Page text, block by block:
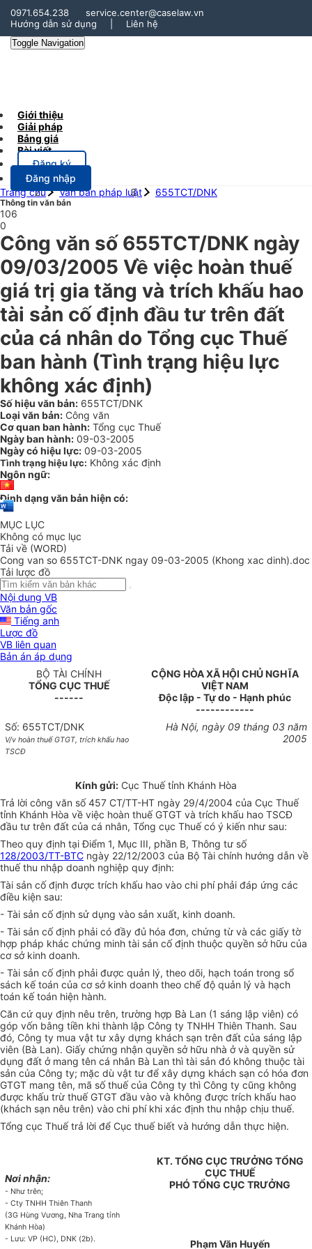
0971.654.238
service.center@caselaw.vn
Hướng dẫn sử dụng
Liên hệ
Toggle Navigation
Giới thiệu
Giải pháp
Bảng giá
Bài viết
Đăng ký
Đăng nhập
Trang chủ
Văn bản pháp luật 655TCT/DNK
Thông tin văn bản
106
0
Công văn số 655TCT/DNK ngày
09/03/2005 Về việc hoàn thuế
giá trị gia tăng và trích khấu hao
tài sản cố định đầu tư trên đất
của cá nhân do Tổng cục Thuế
ban hành (Tình trạng hiệu lực
không xác định)
Số hiệu văn bản: 655TCT/DNK
Loại văn bản: Công văn
Cơ quan ban hành: Tổng cục Thuế
Ngày ban hành: 09-03-2005
Ngày có hiệu lực: 09-03-2005
Tình trạng hiệu lực: Không xác định
Ngôn ngữ:
Định dạng văn bản hiện có:
MỤC LỤC
Không có mục lục
Tải về (WORD)
Cong van so 655TCT-DNK ngay 09-03-2005 (Khong xac dinh).doc
Tải lược đồ
Nội dung VB
Văn bản gốc
Tiếng anh
Lược đồ
VB liên quan
Bản án áp dụng
BỘ TÀI CHÍNH
TỔNG CỤC THUẾ
------
CỘNG HÒA XÃ HỘI CHỦ NGHĨA
VIỆT NAM
Độc lập - Tự do - Hạnh phúc
------------
Số: 655TCT/DNK
V/v hoàn thuế GTGT, trích khấu hao
TSCĐ
Hà Nội, ngày 09 tháng 03 năm
2005
Kính gửi: Cục Thuế tỉnh Khánh Hòa
Trả lời công văn số 457 CT/TT-HT ngày 29/4/2004 của Cục Thuế
tỉnh Khánh Hòa về việc hoàn thuế GTGT và trích khấu hao TSCĐ
đầu tư trên đất của cá nhân, Tổng cục Thuế có ý kiến như sau:
Theo quy định tại Điểm 1, Mục III, phần B, Thông tư số
128/2003/TT-BTC ngày 22/12/2003 của Bộ Tài chính hướng dẫn về
thuế thu nhập doanh nghiệp quy định:
Tài sản cố định được trích khấu hao vào chi phí phải đáp ứng các
điều kiện sau:
- Tài sản cố định sử dụng vào sản xuất, kinh doanh.
- Tài sản cố định phải có đầy đủ hóa đơn, chứng từ và các giấy tờ
hợp pháp khác chứng minh tài sản cố định thuộc quyền sở hữu của
cơ sở kinh doanh.
- Tài sản cố định phải được quản lý, theo dõi, hạch toán trong sổ
sách kế toán của cơ sở kinh doanh theo chế độ quản lý và hạch
toán kế toán hiện hành.
Căn cứ quy định nêu trên, trường hợp Bà Lan (1 sáng lập viên) có
góp vốn bằng tiền khi thành lập Công ty TNHH Thiên Thanh. Sau
đó, Công ty mua vật tư xây dựng khách sạn trên đất của sáng lập
viên (Bà Lan). Giấy chứng nhận quyền sở hữu nhà ở và quyền sử
dụng đất ở mang tên cá nhân Bà Lan thì tài sản đó không thuộc tài
sản của Công ty; mặc dù vật tư để xây dựng khách sạn có hóa đơn
GTGT mang tên, mã số thuế của Công ty thì Công ty cũng không
được khấu trừ thuế GTGT đầu vào và không được trích khấu hao
(khách sạn nêu trên) vào chi phí khi xác định thu nhập chịu thuế.
Tổng cục Thuế trả lời để Cục thuế biết và hướng dẫn thực hiện.
Nơi nhận:
- Như trên;
- Cty TNHH Thiên Thanh
(3G Hùng Vương, Nha Trang tỉnh
Khánh Hòa)
- Lưu: VP (HC), DNK (2b).
KT. TỔNG CỤC TRƯỞNG TỔNG
CỤC THUẾ
PHÓ TỔNG CỤC TRƯỞNG
Phạm Văn Huyến